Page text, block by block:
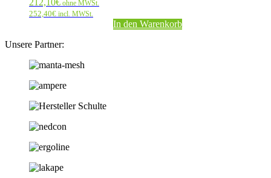
212,10€ ohne MWSt.
252,40€ incl. MWSt.
In den Warenkorb
Unsere Partner: